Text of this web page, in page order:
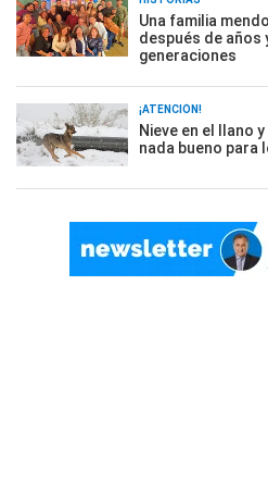
Una familia
después de años
generaciones
¡ATENCIÓN!
Nieve en el llano
nada bueno para